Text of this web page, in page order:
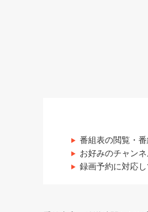
番組表の閲覧・
お好みのチャン
録画予約に対応